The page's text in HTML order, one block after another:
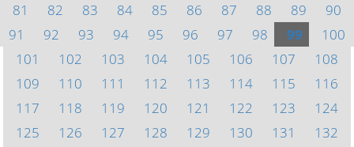
81
82 83 84 85 86 87 88 89
90
91
92 93 94 95 96 97 98 99
100
101
102 103 104 105 106 107
108
109
110 111 112 113 114 115
116
117
118 119 120 121 122 123
124
125
126 127 128 129 130 131
132